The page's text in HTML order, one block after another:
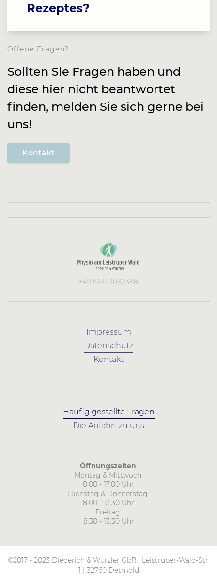
Rezeptes?
Offene Fragen?
Sollten Sie Fragen haben und
diese hier nicht beantwortet
finden, melden Sie sich gerne bei
uns!
Kontakt
+49 5231 3082388
Impressum
Datenschutz
Kontakt
Häufig gestellte Fragen
Die Anfahrt zu uns
Öffnungszeiten:
Montag & Mittwoch:
8.00 - 17.00 Uhr
Dienstag & Donnerstag:
8.00 - 13.30 Uhr
Freitag:
8.30 - 13.30 Uhr
©2017 - 2023 Diederich & Wurzler GbR | Leistruper-Wald-Str.
1 | 32760 Detmold